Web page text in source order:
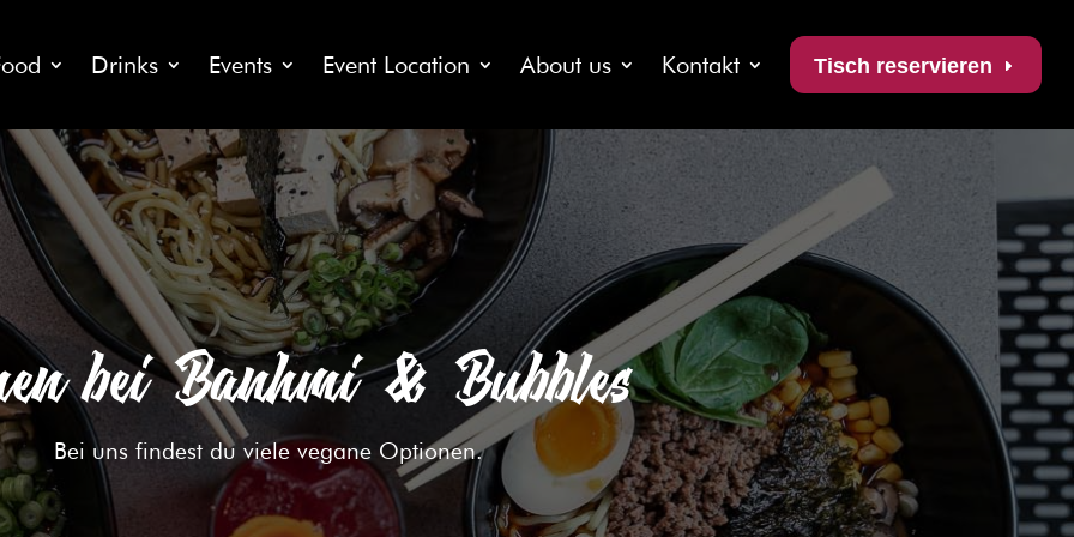
Drinks Events Event Location About us Kontakt Tisch reservieren
bei Banhmi & Bubbles
Bei uns findest du viele vegane Optionen.